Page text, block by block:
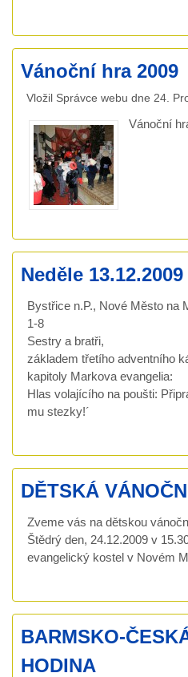
Vánoční hra 2009
Vložil Správce webu dne 24.
Vánoční
Neděle
Bystřice n.P., Nové Město na
1-8
Sestry a bratři,
základem třetího adventního
kapitoly Markova evangelia:
Hlas volajícího na poušti:
mu stezky!´
DĚTSKÁ
Zveme vás na dětskou
Štědrý den, 24.12.2009 v
evangelický kostel v Novém
BARMSKO-
HODINA